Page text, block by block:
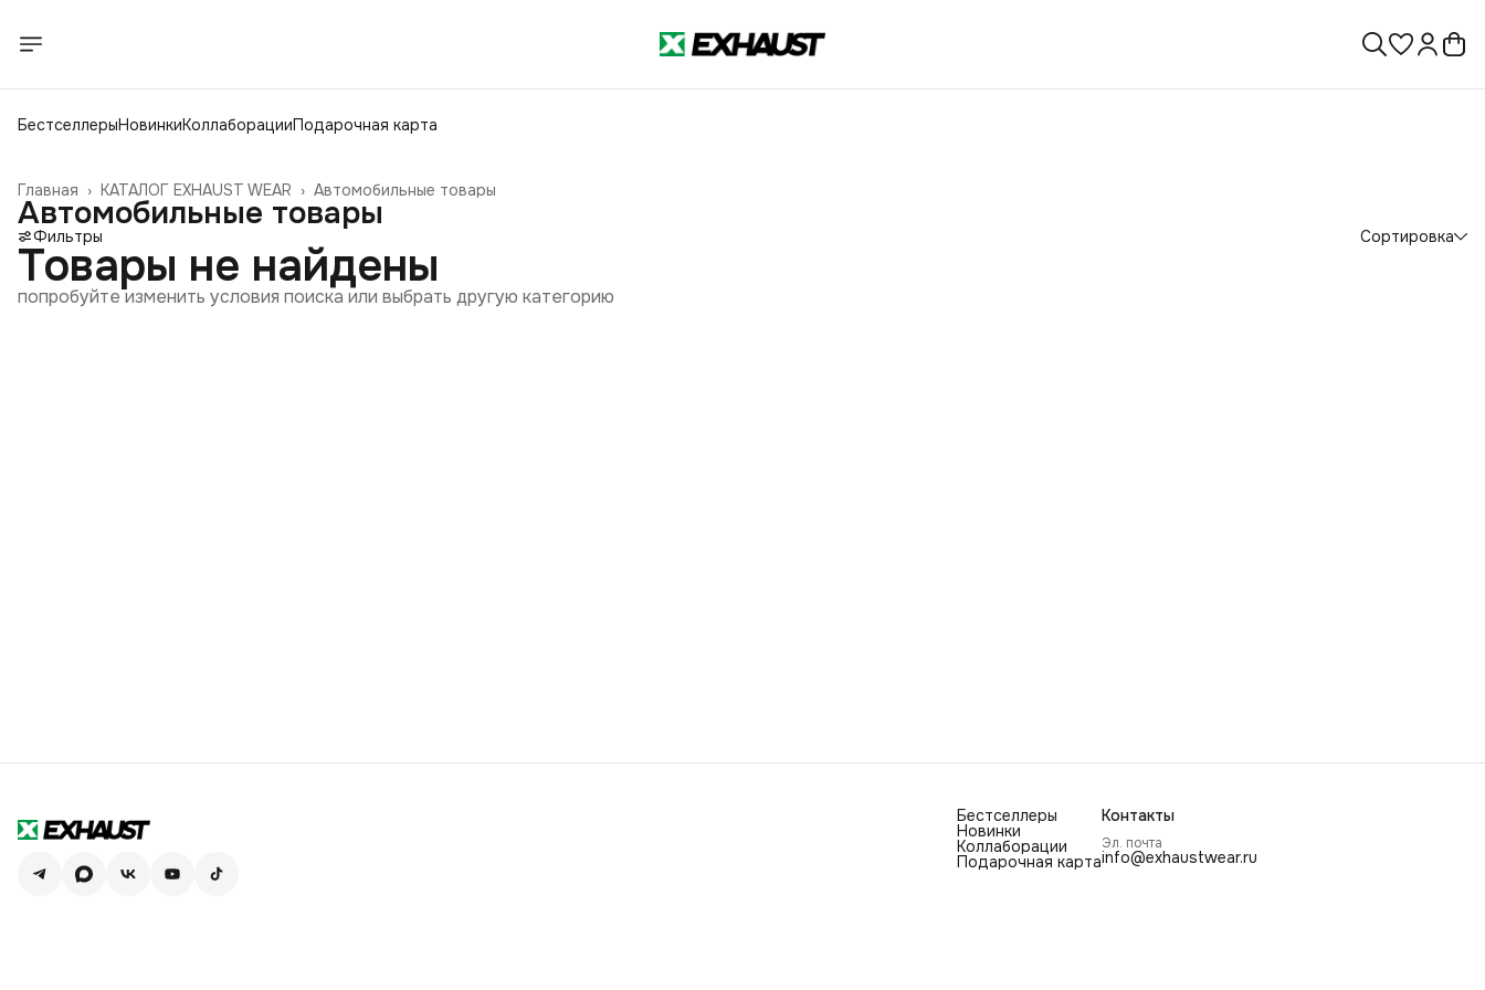
БестселлерыНовинкиКоллаборацииПодарочная карта
Автомобильные товары
КАТАЛОГ EXHAUST WEAR ›
Главная ›
Автомобильные товары
Фильтры Сортировка
Товары не найдены
попробуйте изменить условия поиска или выбрать другую категорию
Бестселлеры
Новинки
Коллаборации
Подарочная карта
Контакты
Эл. почта
info@exhaustwear.ru